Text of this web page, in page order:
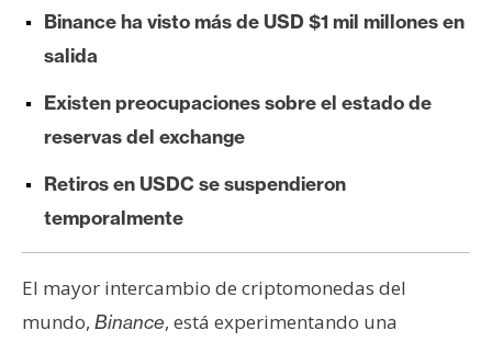
t
h
e
r
u
m
I
A
Binance ha visto más de USD $1 mil millones en
salida
Existen preocupaciones sobre el estado de
reservas del exchange
Retiros en USDC se suspendieron
temporalmente
El mayor intercambio de criptomonedas del
mundo, Binance, está experimentando una